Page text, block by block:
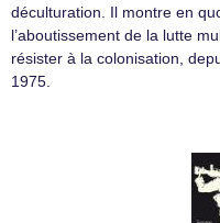
déculturation. Il montre en
l’aboutissement de la lutte
résister à la colonisation,
1975.